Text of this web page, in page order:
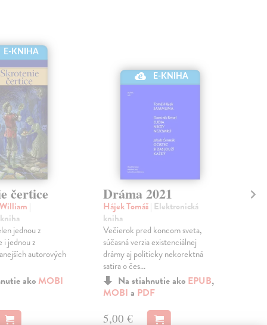
E-KNIHA
čertice
|
jednou z
i jednou z
autorových
ako MOBI
E-KNIHA
Dráma 2021
Hájek Tomáš| Elektronická
kniha
Večierok pred koncom sveta,
súčasná verzia existenciálnej
drámy aj politicky nekorektná
satira o čes...
Na stiahnutie ako EPUB,
MOBI a PDF
5,00 €